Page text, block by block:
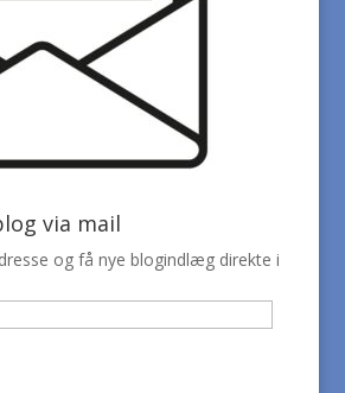
via mail
og få nye blogindlæg direkte i